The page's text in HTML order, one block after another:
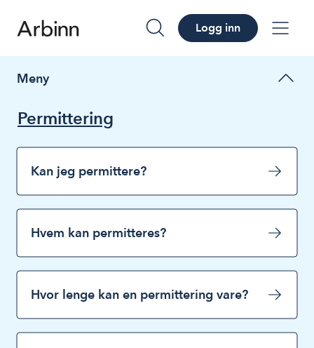
søk Logg inn
Meny
Permittering
Kan jeg permittere?
Hvem kan permitteres?
Hvor lenge kan en permittering vare?